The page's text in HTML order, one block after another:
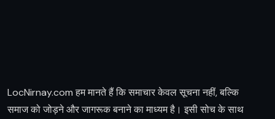
LocNirnay.com हम मानते हैं कि समाचार केवल सूचना नहीं, बल्कि
समाज को जोड़ने और जागरूक बनाने का माध्यम है। इसी सोच के साथ